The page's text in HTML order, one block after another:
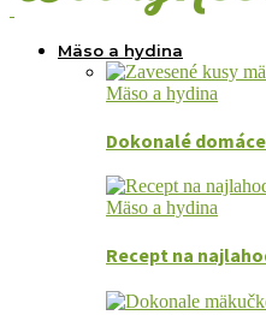
Mäso a hydina
Mäso a hydina
Dokonalé
Mäso a hydina
Recept na